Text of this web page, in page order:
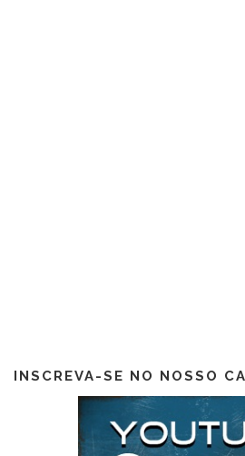
INSCREVA-SE NO NOSSO